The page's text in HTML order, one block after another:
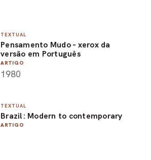
TEXTUAL
Pensamento Mudo - xerox da
versão em Português
ARTIGO
1980
TEXTUAL
Brazil: Modern to contemporary
ARTIGO